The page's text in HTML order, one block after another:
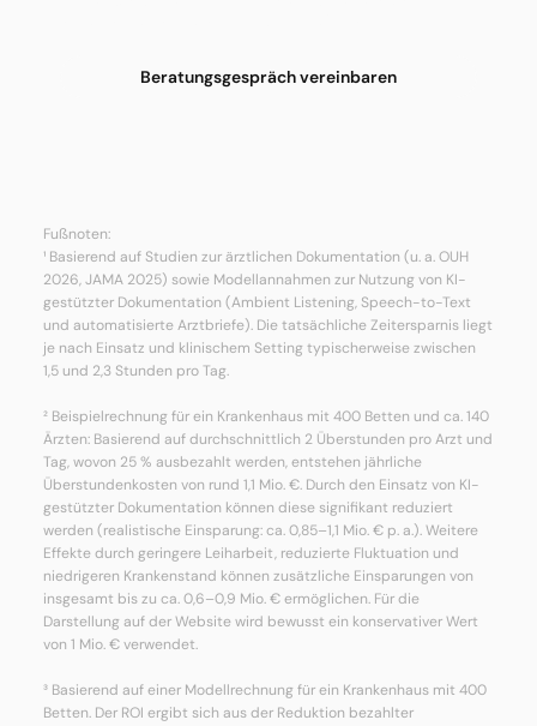
Beratungsgespräch vereinbaren
Fußnoten:
¹ Basierend auf Studien zur ärztlichen Dokumentation (u. a. OUH
2026, JAMA 2025) sowie Modellannahmen zur Nutzung von KI-
gestützter Dokumentation (Ambient Listening, Speech-to-Text
und automatisierte Arztbriefe). Die tatsächliche Zeitersparnis liegt
je nach Einsatz und klinischem Setting typischerweise zwischen
1,5 und 2,3 Stunden pro Tag.
² Beispielrechnung für ein Krankenhaus mit 400 Betten und ca. 140
Ärzten: Basierend auf durchschnittlich 2 Überstunden pro Arzt und
Tag, wovon 25 % ausbezahlt werden, entstehen jährliche
Überstundenkosten von rund 1,1 Mio. €. Durch den Einsatz von KI-
gestützter Dokumentation können diese signifikant reduziert
werden (realistische Einsparung: ca. 0,85–1,1 Mio. € p. a.). Weitere
Effekte durch geringere Leiharbeit, reduzierte Fluktuation und
niedrigeren Krankenstand können zusätzliche Einsparungen von
insgesamt bis zu ca. 0,6–0,9 Mio. € ermöglichen. Für die
Darstellung auf der Website wird bewusst ein konservativer Wert
von 1 Mio. € verwendet.
³ Basierend auf einer Modellrechnung für ein Krankenhaus mit 400
Betten. Der ROI ergibt sich aus der Reduktion bezahlter